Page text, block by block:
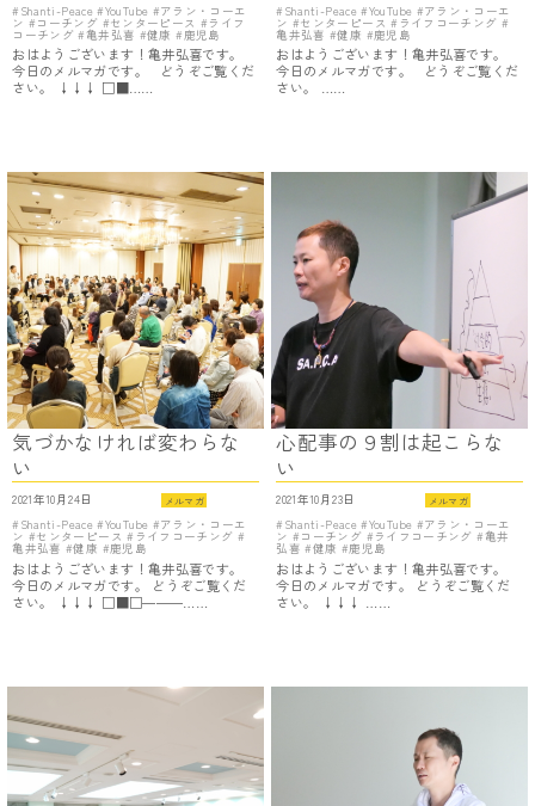
Shanti-Peace YouTube アラン・コーエ
ン コーチング センターピース ライフ
コーチング 亀井弘喜 健康 鹿児島
おはようございます！亀井弘喜です。
今日のメルマガです。 どうぞご覧くだ
さい。 ↓↓↓ □■……
Shanti-Peace YouTube アラン・コーエ
ン センターピース ライフコーチング
亀井弘喜 健康 鹿児島
おはようございます！亀井弘喜です。
今日のメルマガです。 どうぞご覧くだ
さい。 ……
気づかなければ変わらな
い
2021年10月24日 メルマガ
Shanti-Peace YouTube アラン・コーエ
ン センターピース ライフコーチング
亀井弘喜 健康 鹿児島
おはようございます！亀井弘喜です。
今日のメルマガです。 どうぞご覧くだ
さい。 ↓↓↓ □■□―――……
心配事の９割は起こらな
い
2021年10月23日 メルマガ
Shanti-Peace YouTube アラン・コーエ
ン コーチング ライフコーチング 亀井
弘喜 健康 鹿児島
おはようございます！亀井弘喜です。
今日のメルマガです。 どうぞご覧くだ
さい。 ↓↓↓ ……